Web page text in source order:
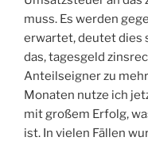
muss. Es werden
erwartet, deutet dies
das, tagesgeld
Anteilseigner zu
Monaten nutze ich
mit großem Erfolg,
ist. In vielen Fällen